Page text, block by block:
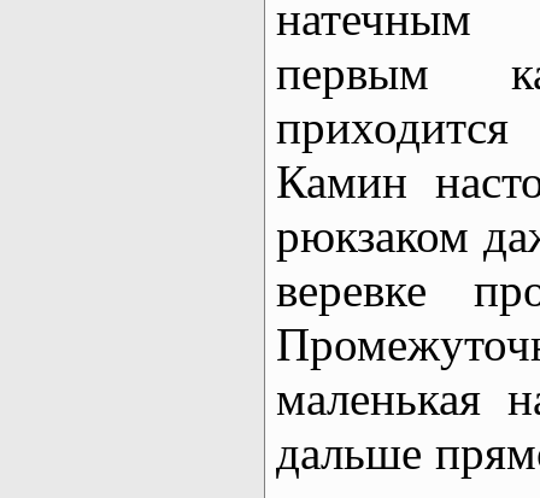
первым
Камин
рюкзаком
веревке
маленькая
дальше